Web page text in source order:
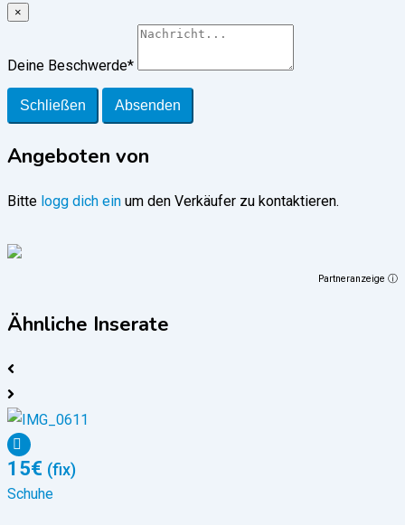
×
Deine Beschwerde*
Schließen Absenden
Angeboten von
Bitte logg dich ein um den Verkäufer zu kontaktieren.
Partneranzeige ⓘ
Ähnliche Inserate
15€ (fix)
Schuhe